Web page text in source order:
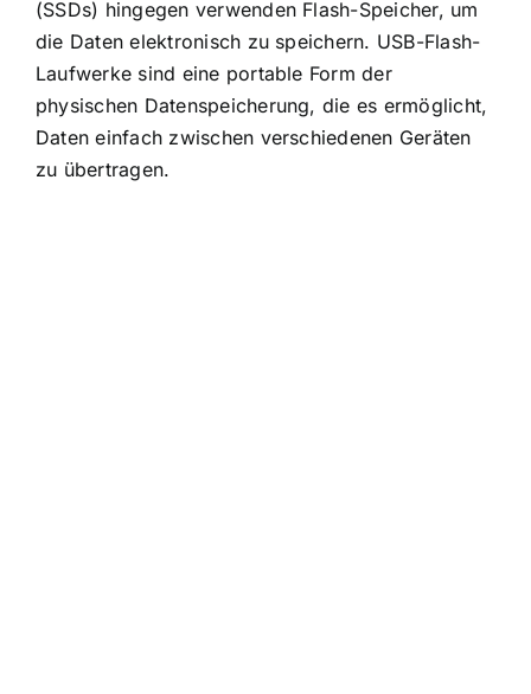
(SSDs) hingegen verwenden Flash-Speicher, um
die Daten elektronisch zu speichern. USB-Flash-
Laufwerke sind eine portable Form der
physischen Datenspeicherung, die es ermöglicht,
Daten einfach zwischen verschiedenen Geräten
zu übertragen.